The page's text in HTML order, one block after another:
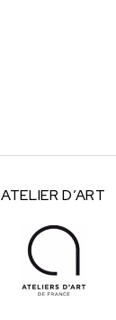
ATELIERD’ART